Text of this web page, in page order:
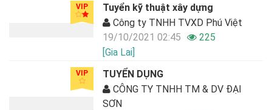
VIP
Tuyển kỹ thuật xây dựng
Công ty TNHH TVXD Phú Việt
19/10/2021 02:45
225
[Gia Lai]
VIP
TUYỂN DỤNG
CÔNG TY TNHH TM & DV ĐẠI
SƠN